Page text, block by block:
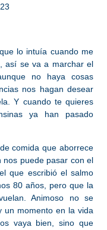
lo intuía cuando me
así se va a marchar el
no haya cosas
nos hagan desear
Y cuando te quieres
ya han pasado
comida que aborrece
nos puede pasar con el
que escribió el salmo
80 años, pero que la
Animoso no se
un momento en la vida
vaya bien, sino que